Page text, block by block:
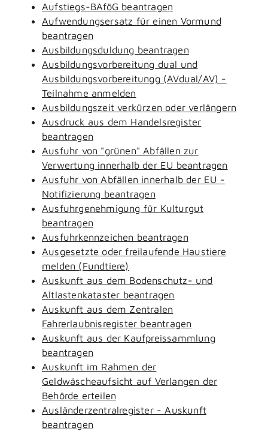
Aufstiegs-BAföG beantragen
Aufwendungsersatz für einen Vormund
beantragen
Ausbildungsduldung beantragen
Ausbildungsvorbereitung dual und
Ausbildungsvorbereitungg (AVdual/AV) -
Teilnahme anmelden
Ausbildungszeit verkürzen oder verlängern
Ausdruck aus dem Handelsregister
beantragen
Ausfuhr von "grünen" Abfällen zur
Verwertung innerhalb der EU beantragen
Ausfuhr von Abfällen innerhalb der EU -
Notifizierung beantragen
Ausfuhrgenehmigung für Kulturgut
beantragen
Ausfuhrkennzeichen beantragen
Ausgesetzte oder freilaufende Haustiere
melden (Fundtiere)
Auskunft aus dem Bodenschutz- und
Altlastenkataster beantragen
Auskunft aus dem Zentralen
Fahrerlaubnisregister beantragen
Auskunft aus der Kaufpreissammlung
beantragen
Auskunft im Rahmen der
Geldwäscheaufsicht auf Verlangen der
Behörde erteilen
Ausländerzentralregister - Auskunft
beantragen